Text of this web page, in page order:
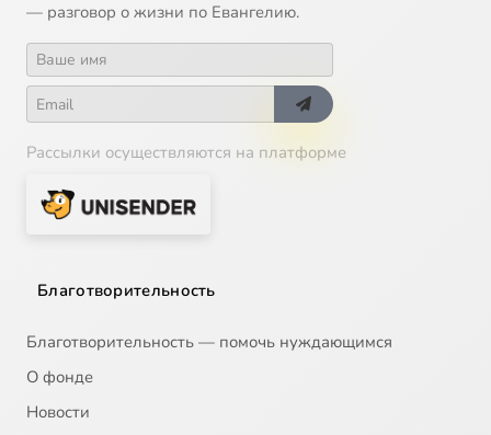
— разговор о жизни по Евангелию.
Рассылки осуществляются на платформе
Благотворительность
Благотворительность — помочь нуждающимся
О фонде
Новости